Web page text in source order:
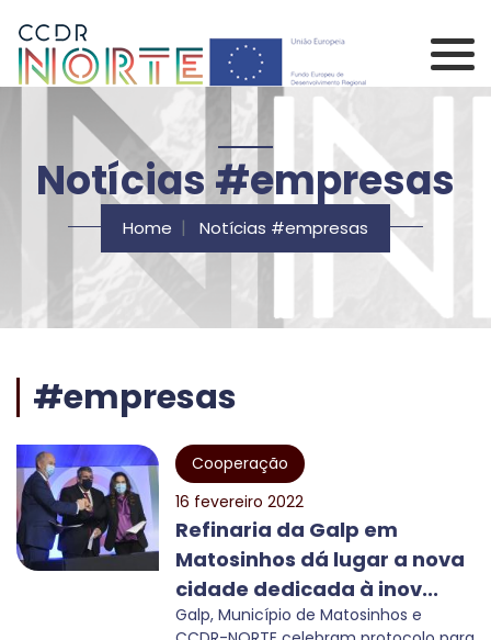
Comissão de
Notícias #empresas
Home Notícias #empresas
#empresas
Cooperação
16 fevereiro 2022
Refinaria da Galp em
Matosinhos dá lugar a nova
cidade dedicada à inov...
Galp, Município de Matosinhos e